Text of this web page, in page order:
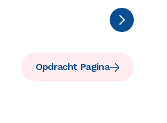
Opdracht Pagina